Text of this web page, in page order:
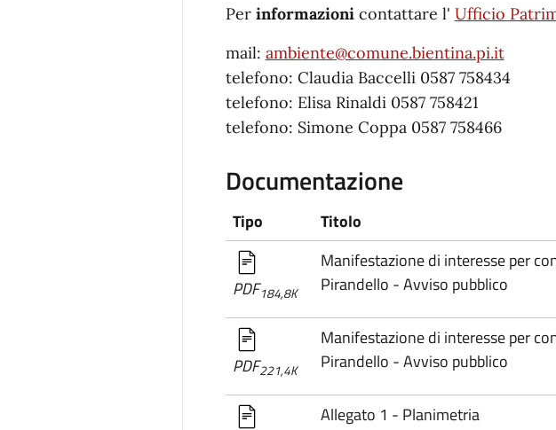
Per informazioni contattare l' Ufficio
mail: ambiente@comune.bientina.pi.it
telefono: Claudia Baccelli 0587 758434
telefono: Elisa Rinaldi 0587 758421
telefono: Simone Coppa 0587 758466
Documentazione
Tipo Titolo
PDF184,8K
Manifestazione di interesse per
Pirandello - Avviso pubblico
PDF221,4K
Manifestazione di interesse per
Pirandello - Avviso pubblico
Allegato 1 - Planimetria